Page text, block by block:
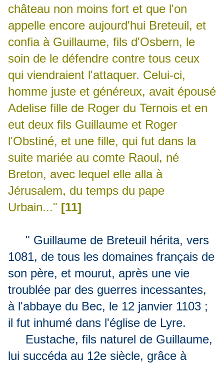
château non moins fort et que l'on
appelle encore aujourd'hui Breteuil, et
confia à Guillaume, fils d'Osbern, le
soin de le défendre contre tous ceux
qui viendraient l'attaquer. Celui-ci,
homme juste et généreux, avait épousé
Adelise fille de Roger du Ternois et en
eut deux fils Guillaume et Roger
l'Obstiné, et une fille, qui fut dans la
suite mariée au comte Raoul, né
Breton, avec lequel elle alla à
Jérusalem, du temps du pape
Urbain..." [11]
" Guillaume de Breteuil hérita, vers
1081, de tous les domaines français de
son père, et mourut, après une vie
troublée par des guerres incessantes,
à l'abbaye du Bec, le 12 janvier 1103 ;
il fut inhumé dans l'église de Lyre.
Eustache, fils naturel de Guillaume,
lui succéda au 12e siècle, grâce à